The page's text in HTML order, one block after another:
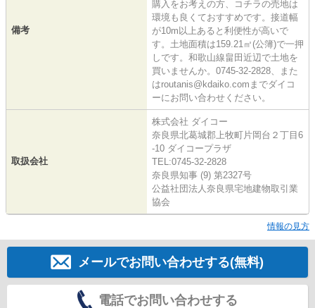
備考
購入をお考えの方、コチラの売地は
環境も良くておすすめです。接道幅
が10m以上あると利便性が高いで
す。土地面積は159.21㎡(公簿)で一押
しです。和歌山線畠田近辺で土地を
買いませんか。0745-32-2828、また
はroutanis@kdaiko.comまでダイコ
ーにお問い合わせください。
取扱会社
株式会社 ダイコー
奈良県北葛城郡上牧町片岡台２丁目6
-10 ダイコープラザ
TEL:0745-32-2828
奈良県知事 (9) 第2327号
公益社団法人奈良県宅地建物取引業
協会
情報の見方
メールでお問い合わせする(無料)
電話でお問い合わせする